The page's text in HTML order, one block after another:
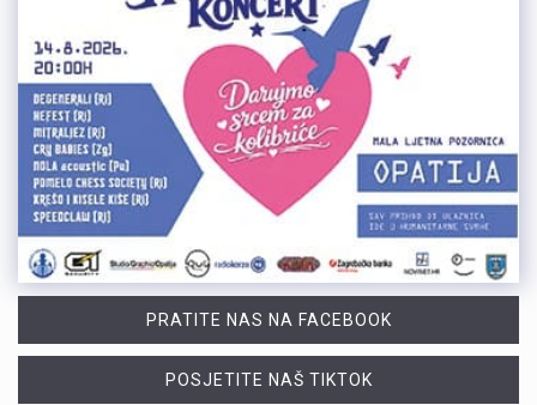
PRATITE NAS NA FACEBOOK
POSJETITE NAŠ TIKTOK